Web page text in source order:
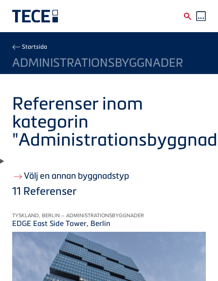
Breadcrumb
Startsida
ADMINISTRATIONSBYGGNADER
Referenser inom
kategorin
Välj en annan byggnadstyp
11 Referenser
TYSKLAND, BERLIN – ADMINISTRATIONSBYGGNADER
EDGE East Side Tower, Berlin